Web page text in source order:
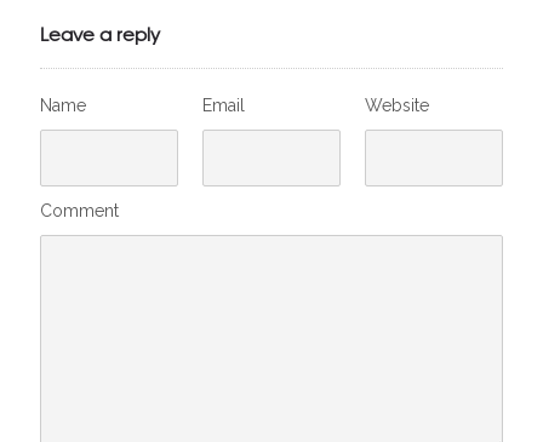
Leave a reply
Name Email Website
Comment